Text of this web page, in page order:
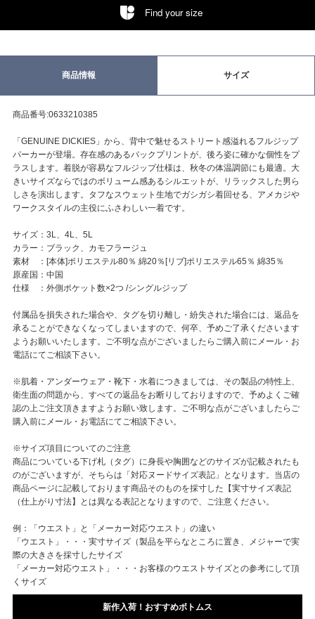
Find your size
商品情報 サイズ
商品番号:0633210385
「GENUINE DICKIES」から、背中で魅せるストリート感溢れるフルジップ
パーカーが登場。存在感のあるバックプリントが、後ろ姿に確かな個性をプ
ラスします。着脱が容易なフルジップ仕様は、秋冬の体温調節にも最適。大
きいサイズならではのボリューム感あるシルエットが、リラックスした男ら
しさを演出します。タフなスウェット生地でガシガシ着回せる、アメカジや
ワークスタイルの主役にふさわしい一着です。
サイズ：3L、4L、5L
カラー：ブラック、カモフラージュ
素材 ：[本体]ポリエステル80％ 綿20％[リブ]ポリエステル65％ 綿35％
原産国：中国
仕様 ：外側ポケット数×2つ /シングルジップ
付属品を損失された場合や、タグを切り離し・紛失された場合には、返品を
承ることができなくなってしまいますので、何卒、予めご了承くださいます
ようお願いいたします。ご不明な点がございましたらご購入前にメール・お
電話にてご相談下さい。
※肌着・アンダーウェア・靴下・水着につきましては、その製品の特性上、
衛生面の問題から、すべての返品をお断りしておりますので、予めよくご確
認の上ご注文頂きますようお願い致します。ご不明な点がございましたらご
購入前にメール・お電話にてご相談下さい。
※サイズ項目についてのご注意
商品についている下げ札（タグ）に身長や胸囲などのサイズが記載されたも
のがございますが、そちらは「対応ヌードサイズ表記」となります。当店の
商品ページに記載しております商品そのものを採寸した【実寸サイズ表記
（仕上がり寸法】とは異なる表記となりますので、ご注意ください。
例：「ウエスト」と「メーカー対応ウエスト」の違い
「ウエスト」・・・実寸サイズ（製品を平らなところに置き、メジャーで実
際の大きさを採寸したサイズ
「メーカー対応ウエスト」・・・お客様のウエストサイズとの参考にして頂
くサイズ
新作入荷！おすすめボトムス